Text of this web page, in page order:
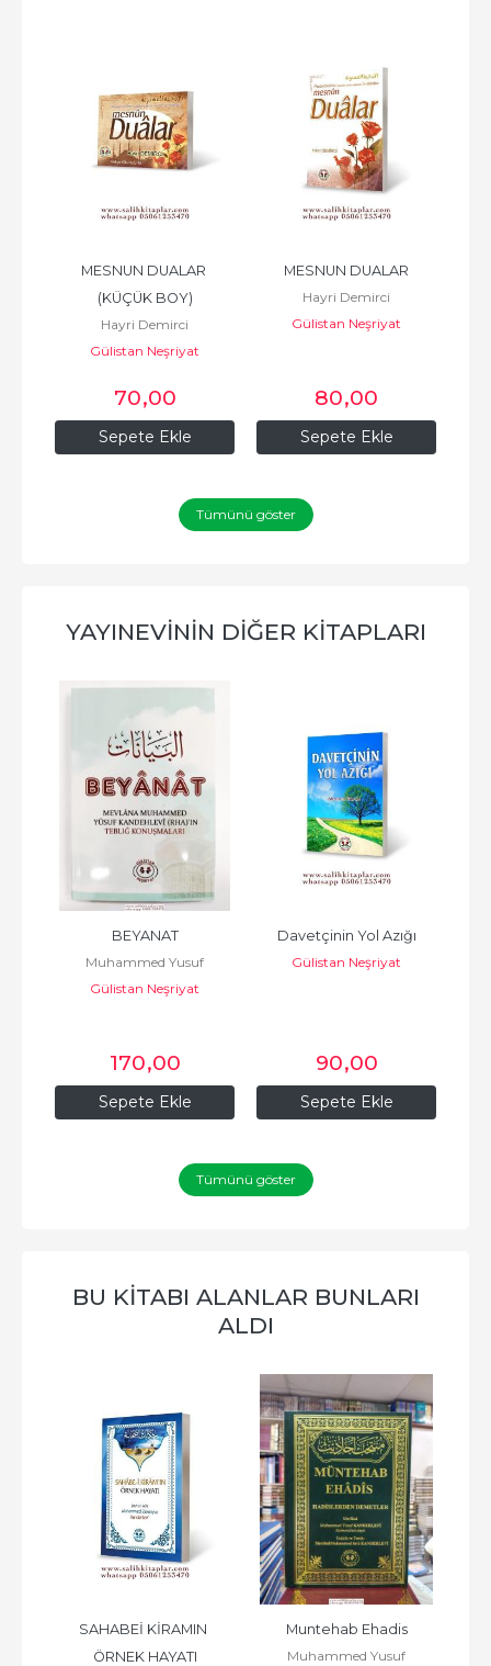
Sepete Ekle
MESNUN DUALAR
(KÜÇÜK BOY)
Hayri Demirci
Gülistan Neşriyat
70,00
Sepete Ekle
MESNUN DUALAR
Hayri Demirci
Gülistan Neşriyat
80,00
Tümünü göster
YAYINEVININ DIĞER KITAPLARI
Sepete Ekle
BEYANAT
Muhammed Yusuf
Kandehlevi الشيخ محمد يوسف
Gülistan Neşriyat
170,00
Sepete Ekle
Davetçinin Yol Azığı
Gülistan Neşriyat
90,00
Tümünü göster
BU KITABI ALANLAR BUNLARI
ALDI
SAHABEİ KİRAMIN
ÖRNEK HAYATI
Muntehab Ehadis
Muhammed Yusuf